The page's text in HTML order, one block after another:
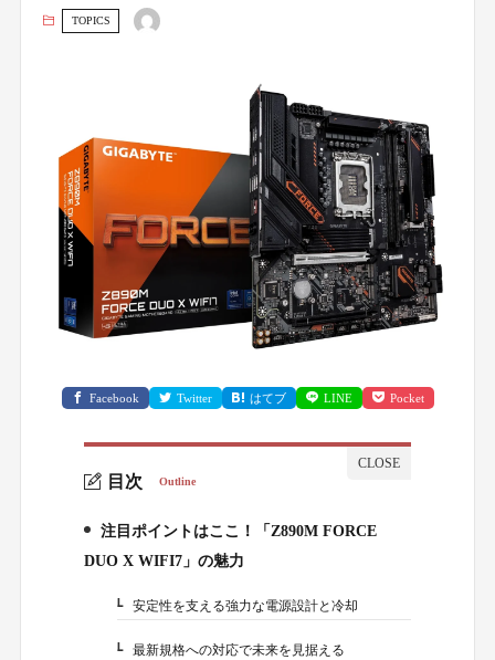
TOPICS
Facebook Twitter はてブ LINE Pocket
目次 Outline
1.
注目ポイントはここ！「Z890M FORCE
DUO X WIFI7」の魅力
1-1.安定性を支える強力な電源設計と冷却
1-2.最新規格への対応で未来を見据える